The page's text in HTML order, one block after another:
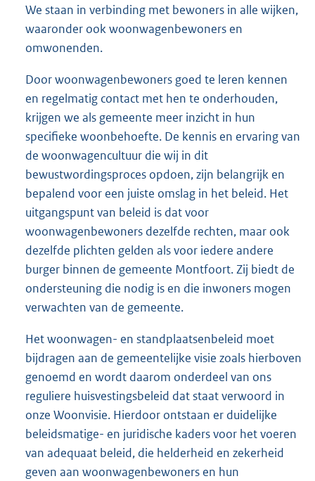
We staan in verbinding met bewoners in alle wijken,
waaronder ook woonwagenbewoners en
omwonenden.
Door woonwagenbewoners goed te leren kennen
en regelmatig contact met hen te onderhouden,
krijgen we als gemeente meer inzicht in hun
specifieke woonbehoefte. De kennis en ervaring van
de woonwagencultuur die wij in dit
bewustwordingsproces opdoen, zijn belangrijk en
bepalend voor een juiste omslag in het beleid. Het
uitgangspunt van beleid is dat voor
woonwagenbewoners dezelfde rechten, maar ook
dezelfde plichten gelden als voor iedere andere
burger binnen de gemeente Montfoort. Zij biedt de
ondersteuning die nodig is en die inwoners mogen
verwachten van de gemeente.
Het woonwagen- en standplaatsenbeleid moet
bijdragen aan de gemeentelijke visie zoals hierboven
genoemd en wordt daarom onderdeel van ons
reguliere huisvestingsbeleid dat staat verwoord in
onze Woonvisie. Hierdoor ontstaan er duidelijke
beleidsmatige- en juridische kaders voor het voeren
van adequaat beleid, die helderheid en zekerheid
geven aan woonwagenbewoners en hun